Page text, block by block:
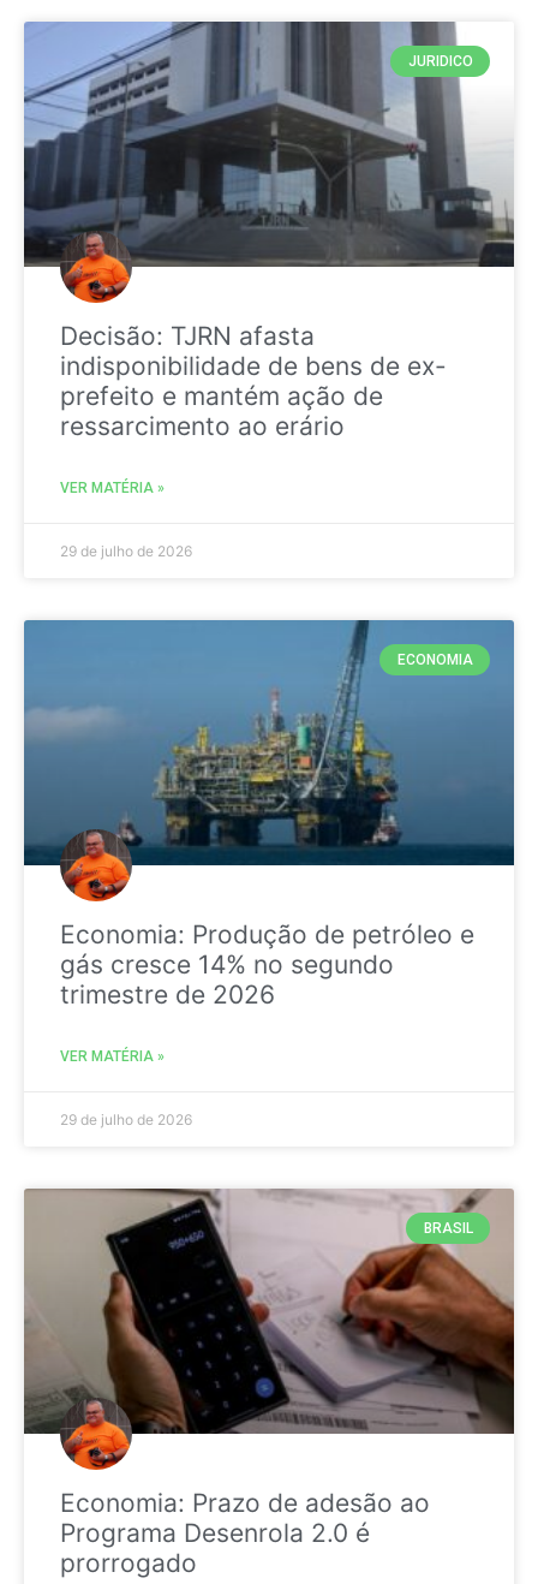
JURIDICO
Decisão: TJRN afasta
indisponibilidade de bens de ex-
prefeito e mantém ação de
ressarcimento ao erário
VER MATÉRIA »
29 de julho de 2026
ECONOMIA
Economia: Produção de petróleo e
gás cresce 14% no segundo
trimestre de 2026
VER MATÉRIA »
29 de julho de 2026
BRASIL
Economia: Prazo de adesão ao
Programa Desenrola 2.0 é
prorrogado